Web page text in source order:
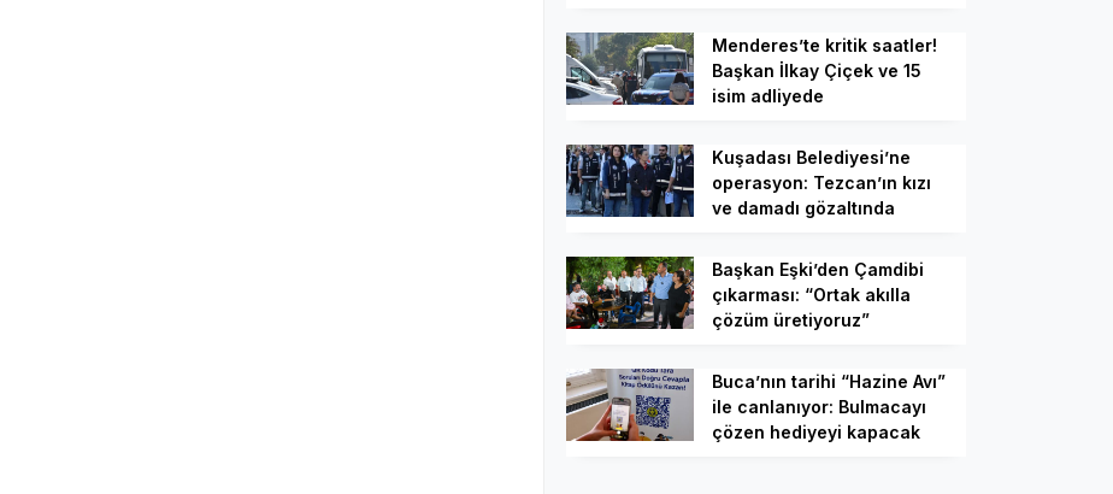
Menderes’te kritik saatler!
Başkan İlkay Çiçek ve 15
isim adliyede
Kuşadası Belediyesi’ne
operasyon: Tezcan’ın kızı
ve damadı gözaltında
Başkan Eşki’den Çamdibi
çıkarması: “Ortak akılla
çözüm üretiyoruz”
Buca’nın tarihi “Hazine Avı”
ile canlanıyor: Bulmacayı
çözen hediyeyi kapacak